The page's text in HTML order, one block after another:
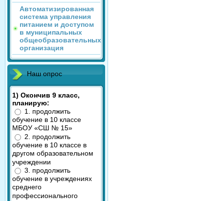
Автоматизированная
система управления
питанием и доступом
в муниципальных
общеобразовательных
организация
Наш опрос
1) Окончив 9 класс,
планирую:
1. продолжить
обучение в 10 классе
МБОУ «СШ № 15»
2. продолжить
обучение в 10 классе в
другом образовательном
учреждении
3. продолжить
обучение в учреждениях
среднего
профессионального